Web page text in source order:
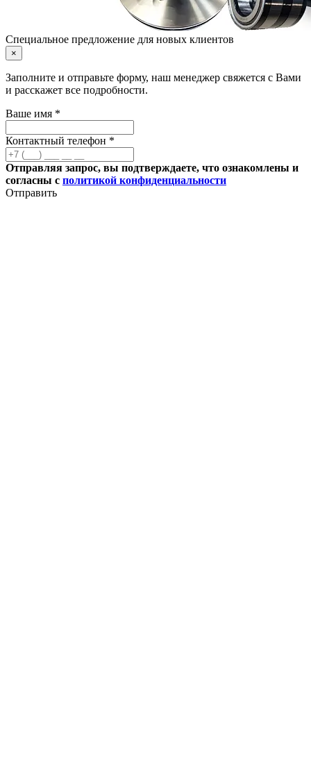
Специальное предложение для новых клиентов
×
Заполните и отправьте форму, наш менеджер свяжется с Вами
и расскажет все подробности.
Ваше имя *
Контактный телефон *
Отправляя запрос, вы подтверждаете, что ознакомлены и
согласны с политикой конфиденциальности
Отправить